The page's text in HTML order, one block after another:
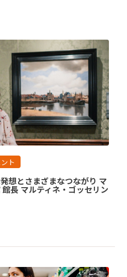
ト
想とさまざまなつながり マ
長 マルティネ・ゴッセリン